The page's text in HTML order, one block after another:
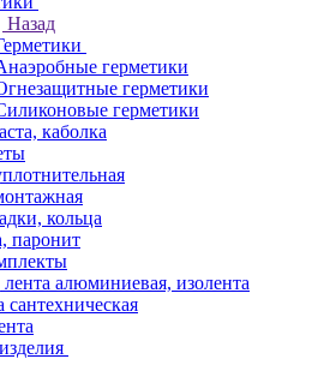
Назад
герметики
герметики
герметики
каболка
кольца
паронит
алюминиевая, изолента
сантехническая